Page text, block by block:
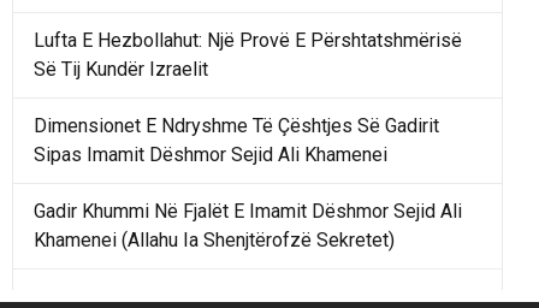
Lufta E Hezbollahut: Një Provë E Përshtatshmërisë
Së Tij Kundër Izraelit
Dimensionet E Ndryshme Të Çështjes Së Gadirit
Sipas Imamit Dëshmor Sejid Ali Khamenei
Gadir Khummi Në Fjalët E Imamit Dëshmor Sejid Ali
Khamenei (Allahu Ia Shenjtërofzë Sekretet)